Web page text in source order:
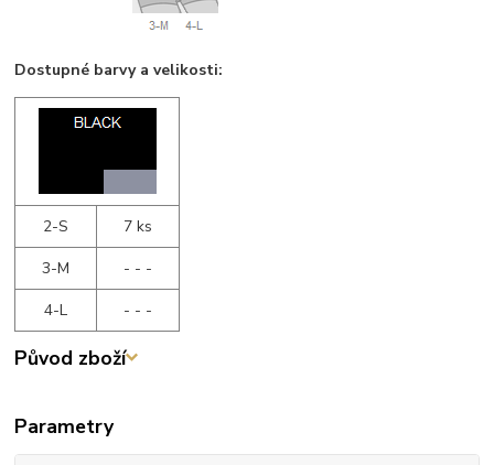
Dostupné barvy a velikosti:
2-S
7 ks
3-M
- - -
4-L
- - -
Původ zboží
Parametry